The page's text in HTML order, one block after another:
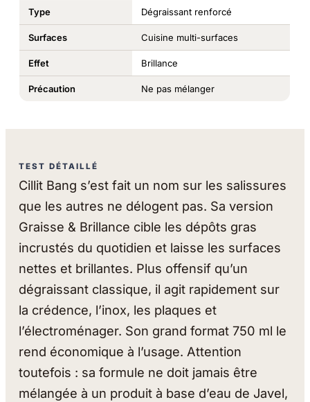
Type Dégraissant renforcé
Surfaces Cuisine multi-surfaces
Effet Brillance
Précaution Ne pas mélanger
TEST DÉTAILLÉ
Cillit Bang s’est fait un nom sur les salissures
que les autres ne délogent pas. Sa version
Graisse & Brillance cible les dépôts gras
incrustés du quotidien et laisse les surfaces
nettes et brillantes. Plus offensif qu’un
dégraissant classique, il agit rapidement sur
la crédence, l’inox, les plaques et
l’électroménager. Son grand format 750 ml le
rend économique à l’usage. Attention
toutefois : sa formule ne doit jamais être
mélangée à un produit à base d’eau de Javel,